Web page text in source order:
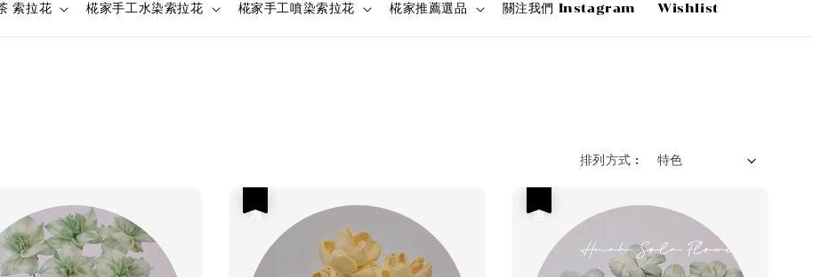
索拉花 椛家手工水染索拉花 椛家手工噴染索拉花 椛家推薦選品 關注我們 Instagram Wishlist
排列方式 :